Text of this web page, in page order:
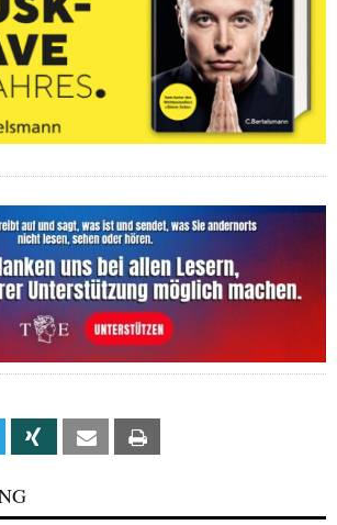
Linkedin Xing Email